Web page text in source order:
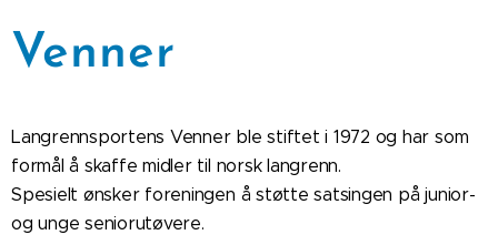
Venner
Langrennsportens Venner ble stiftet i 1972 og har som
formål å skaffe midler til norsk langrenn.
Spesielt ønsker foreningen å støtte satsingen på junior-
og unge seniorutøvere.